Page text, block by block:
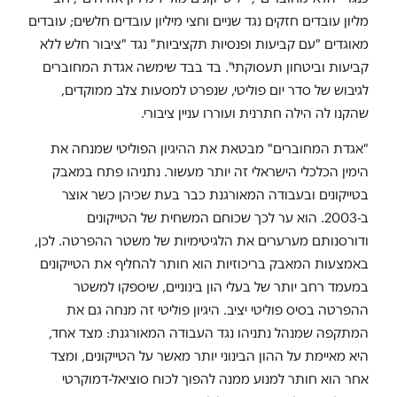
מליון עובדים חזקים נגד שניים וחצי מיליון עובדים חלשים; עובדים
מאוגדים "עם קביעות ופנסיות תקציביות" נגד "ציבור חלש ללא
קביעות וביטחון תעסוקתי". בד בבד שימשה אגדת המחוברים
לגיבוש של סדר יום פוליטי, שנפרט למסעות צלב ממוקדים,
שהקנו לה הילה חתרנית ועוררו עניין ציבורי.
"אגדת המחוברים" מבטאת את ההיגיון הפוליטי שמנחה את
הימין הכלכלי הישראלי זה יותר מעשור. נתניהו פתח במאבק
בטייקונים ובעבודה המאורגנת כבר בעת שכיהן כשר אוצר
ב-2003. הוא ער לכך שכוחם המשחית של הטייקונים
ודורסנותם מערערים את הלגיטימיות של משטר ההפרטה. לכן,
באמצעות המאבק בריכוזיות הוא חותר להחליף את הטייקונים
במעמד רחב יותר של בעלי הון בינוניים, שיספקו למשטר
ההפרטה בסיס פוליטי יציב. היגיון פוליטי זה מנחה גם את
המתקפה שמנהל נתניהו נגד העבודה המאורגנת: מצד אחד,
היא מאיימת על ההון הבינוני יותר מאשר על הטייקונים, ומצד
אחר הוא חותר למנוע ממנה להפוך לכוח סוציאל-דמוקרטי